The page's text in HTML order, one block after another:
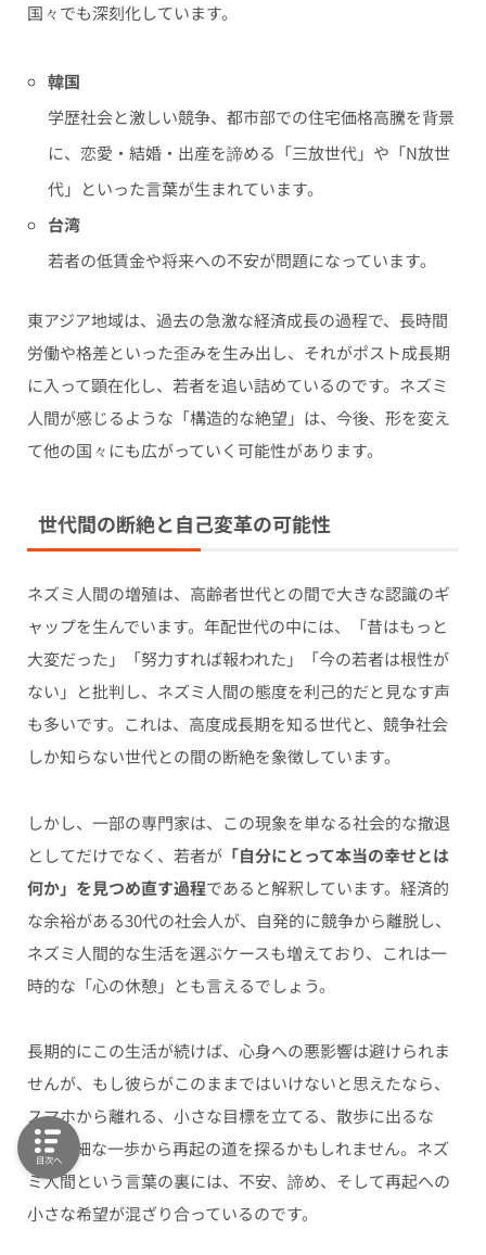
国々でも深刻化しています。
韓国
学歴社会と激しい競争、都市部での住宅価格高騰を背景
に、恋愛・結婚・出産を諦める「三放世代」や「N放世
代」といった言葉が生まれています。
台湾
若者の低賃金や将来への不安が問題になっています。
東アジア地域は、過去の急激な経済成長の過程で、長時間
労働や格差といった歪みを生み出し、それがポスト成長期
に入って顕在化し、若者を追い詰めているのです。ネズミ
人間が感じるような「構造的な絶望」は、今後、形を変え
て他の国々にも広がっていく可能性があります。
世代間の断絶と自己変革の可能性
ネズミ人間の増殖は、高齢者世代との間で大きな認識のギ
ャップを生んでいます。年配世代の中には、「昔はもっと
大変だった」「努力すれば報われた」「今の若者は根性が
ない」と批判し、ネズミ人間の態度を利己的だと見なす声
も多いです。これは、高度成長期を知る世代と、競争社会
しか知らない世代との間の断絶を象徴しています。
しかし、一部の専門家は、この現象を単なる社会的な撤退
としてだけでなく、若者が「自分にとって本当の幸せとは
何か」を見つめ直す過程であると解釈しています。経済的
な余裕がある30代の社会人が、自発的に競争から離脱し、
ネズミ人間的な生活を選ぶケースも増えており、これは一
時的な「心の休憩」とも言えるでしょう。
長期的にこの生活が続けば、心身への悪影響は避けられま
せんが、もし彼らがこのままではいけないと思えたなら、
スマホから離れる、小さな目標を立てる、散歩に出るな
ど、些細な一歩から再起の道を探るかもしれません。ネズ
ミ人間という言葉の裏には、不安、諦め、そして再起への
小さな希望が混ざり合っているのです。
目次へ